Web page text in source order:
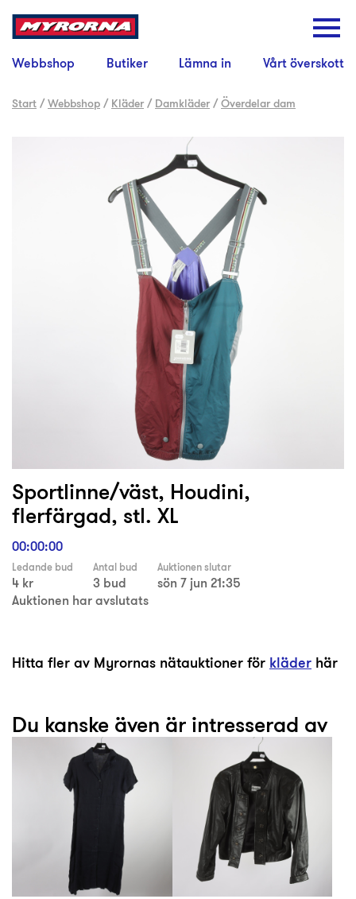
Webbshop Butiker Lämna in Vårt överskott
Start /Webbshop / Kläder / Damkläder /Överdelar dam
Sportlinne/väst, Houdini,
flerfärgad, stl. XL
00:00:00
Ledande bud
4 kr
Antal bud
3 bud
Auktionen slutar
sön 7 jun 21:35
Auktionen har avslutats
Hitta fler av Myrornas nätauktioner för kläder här
Du kanske även är intresserad av